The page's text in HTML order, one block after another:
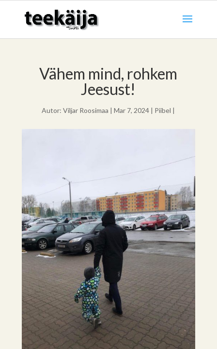
Vähem mind, rohkem
Jeesust!
Autor:Viljar Roosimaa |Mar 7, 2024 | Piibel |